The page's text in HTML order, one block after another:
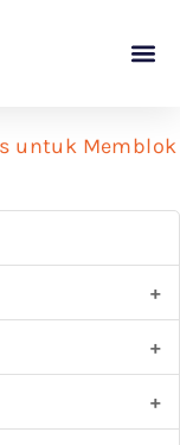
untuk Memblok